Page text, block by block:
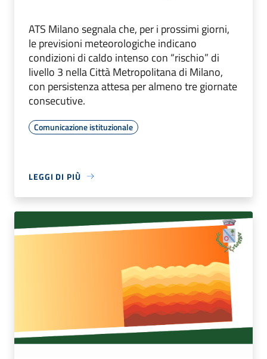
ATS Milano segnala che, per i prossimi giorni,
le previsioni meteorologiche indicano
condizioni di caldo intenso con “rischio” di
livello 3 nella Città Metropolitana di Milano,
con persistenza attesa per almeno tre giornate
consecutive.
Comunicazione istituzionale
LEGGI DI PIÙ